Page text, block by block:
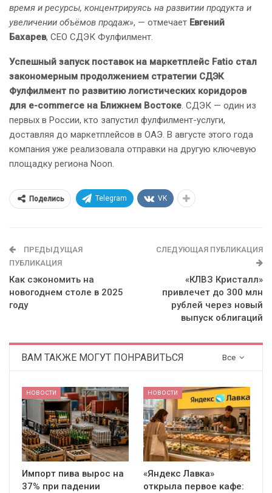
время и ресурсы, концентрируясь на развитии продукта и
увеличении объёмов продаж», — отмечает Евгений
Бахарев, СЕО СДЭК Фулфилмент.
Успешный запуск поставок на маркетплейс Fatio стал
закономерным продолжением стратегии СДЭК
Фулфилмент по развитию логистических коридоров
для e-commerce на Ближнем Востоке. СДЭК — один из
первых в России, кто запустил фулфилмент-услуги,
доставляя до маркетплейсов в ОАЭ. В августе этого года
компания уже реализовала отправки на другую ключевую
площадку региона Noon.
Поделись Telegram VK
ПРЕДЫДУЩАЯ
ПУБЛИКАЦИЯ
Как сэкономить на
новогоднем столе в 2025
году
СЛЕДУЮЩАЯ ПУБЛИКАЦИЯ
«КЛВЗ Кристалл»
привлечет до 300 млн
рублей через новый
выпуск облигаций
Все
ВАМ ТАКЖЕ МОГУТ ПОНРАВИТЬСЯ
НОВОСТИ
Импорт пива вырос на
37% при падении
НОВОСТИ
«Яндекс Лавка»
открыла первое кафе: